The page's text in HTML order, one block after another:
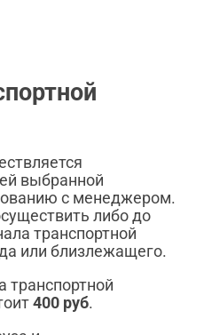
выбранной
с менеджером.
либо до
транспортной
или близлежащего.
транспортной
400 руб.